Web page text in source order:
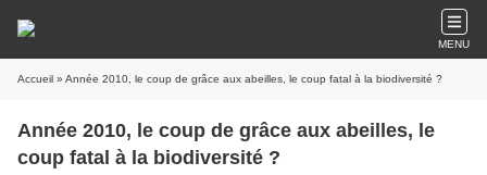
MENU
Accueil » Année 2010, le coup de grâce aux abeilles, le coup fatal à la biodiversité ?
Année 2010, le coup de grâce aux abeilles, le
coup fatal à la biodiversité ?